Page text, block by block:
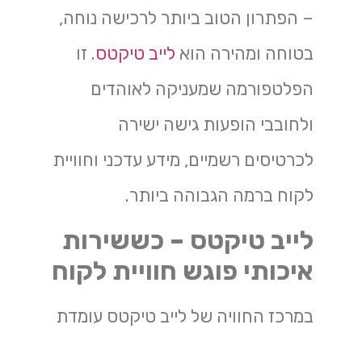
– הפתרון הטוב ביותר לרכישה נוחה,
בטוחה ומהירה הוא לייב טיקטס. זו
הפלטפורמה שמעניקה לאוהדים
ולחובבי הופעות גישה ישירה
לכרטיסים רשמיים, מידע עדכני וחוויית
לקוח ברמה הגבוהה ביותר.
לייב טיקטס – כששירות
איכותי פוגש חוויית לקוח
במרכז החוויה של לייב טיקטס עומדת